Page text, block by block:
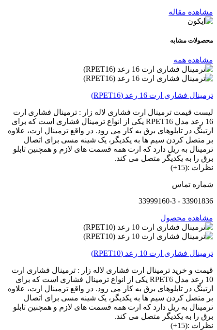
مشاهده مقاله
محصولات مشابه
مشاهده همه
ترمینال فشاری ارت 16 رعد (RPET16)
لیست قیمت ترمینال ارت فشاری لاله زار : ترمینال فشاری ارت
16 رعد مدل RPET16 یکی از انواع ترمینال فشاری است که برای
ارتینگ در تابلوهای برق به کار می رود. در واقع ترمینال ارت، علاوه
بر متصل کردن سیم ها به یکدیگر، یک شینه مسی برای اتصال
ترمینال به ریل دارد که ارت همه قسمت های لازم و همچنین تابلو
برق را به یکدیگر متصل می کند.
نظرات :(15+)
شماره تماس
33901836 - 33999160-3
مشاهده محصول
ترمینال فشاری ارت 10 رعد (RPET10)
قیمت و خرید ترمینال ارت فشاری لاله زار : ترمینال فشاری ارت
10 رعد مدل RPET6 یکی از انواع ترمینال فشاری است که برای
ارتینگ در تابلوهای برق به کار می رود. در واقع ترمینال ارت، علاوه
بر متصل کردن سیم ها به یکدیگر، یک شینه مسی برای اتصال
ترمینال به ریل دارد که ارت همه قسمت های لازم و همچنین تابلو
برق را به یکدیگر متصل می کند.
نظرات :(15+)